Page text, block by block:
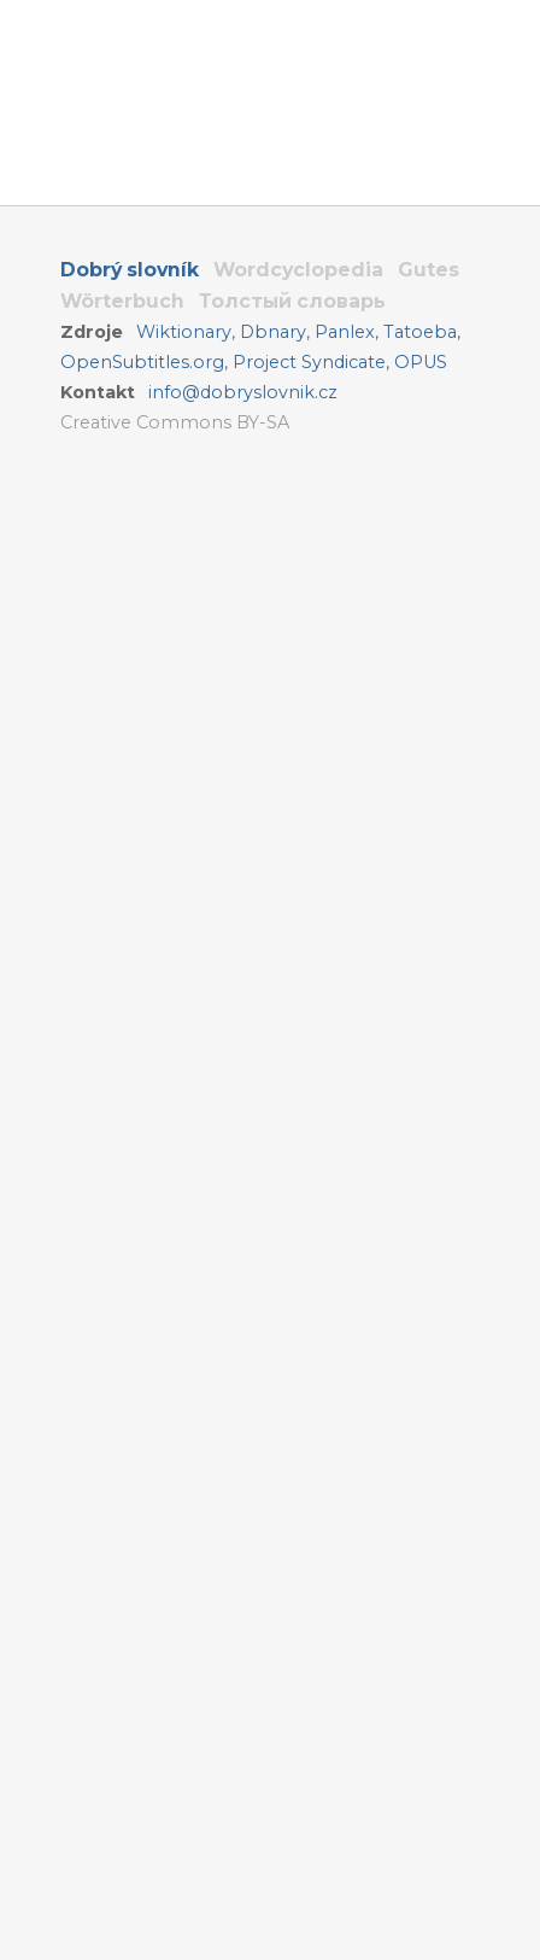
Dobrý slovník Wordcyclopedia
Gutes
Wörterbuch
Толстый словарь
Zdroje Wiktionary, Dbnary, Panlex,Tatoeba,
OpenSubtitles.org, Project Syndicate, OPUS
Kontakt
info@dobryslovnik.cz
Creative Commons BY-SA